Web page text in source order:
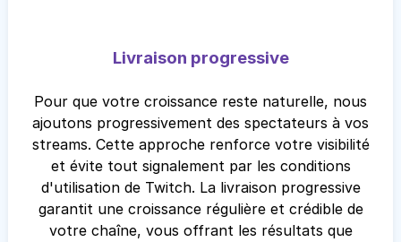
Livraison progressive
Pour que votre croissance reste naturelle, nous
ajoutons progressivement des spectateurs à vos
streams. Cette approche renforce votre visibilité
et évite tout signalement par les conditions
d'utilisation de Twitch. La livraison progressive
garantit une croissance régulière et crédible de
votre chaîne, vous offrant les résultats que